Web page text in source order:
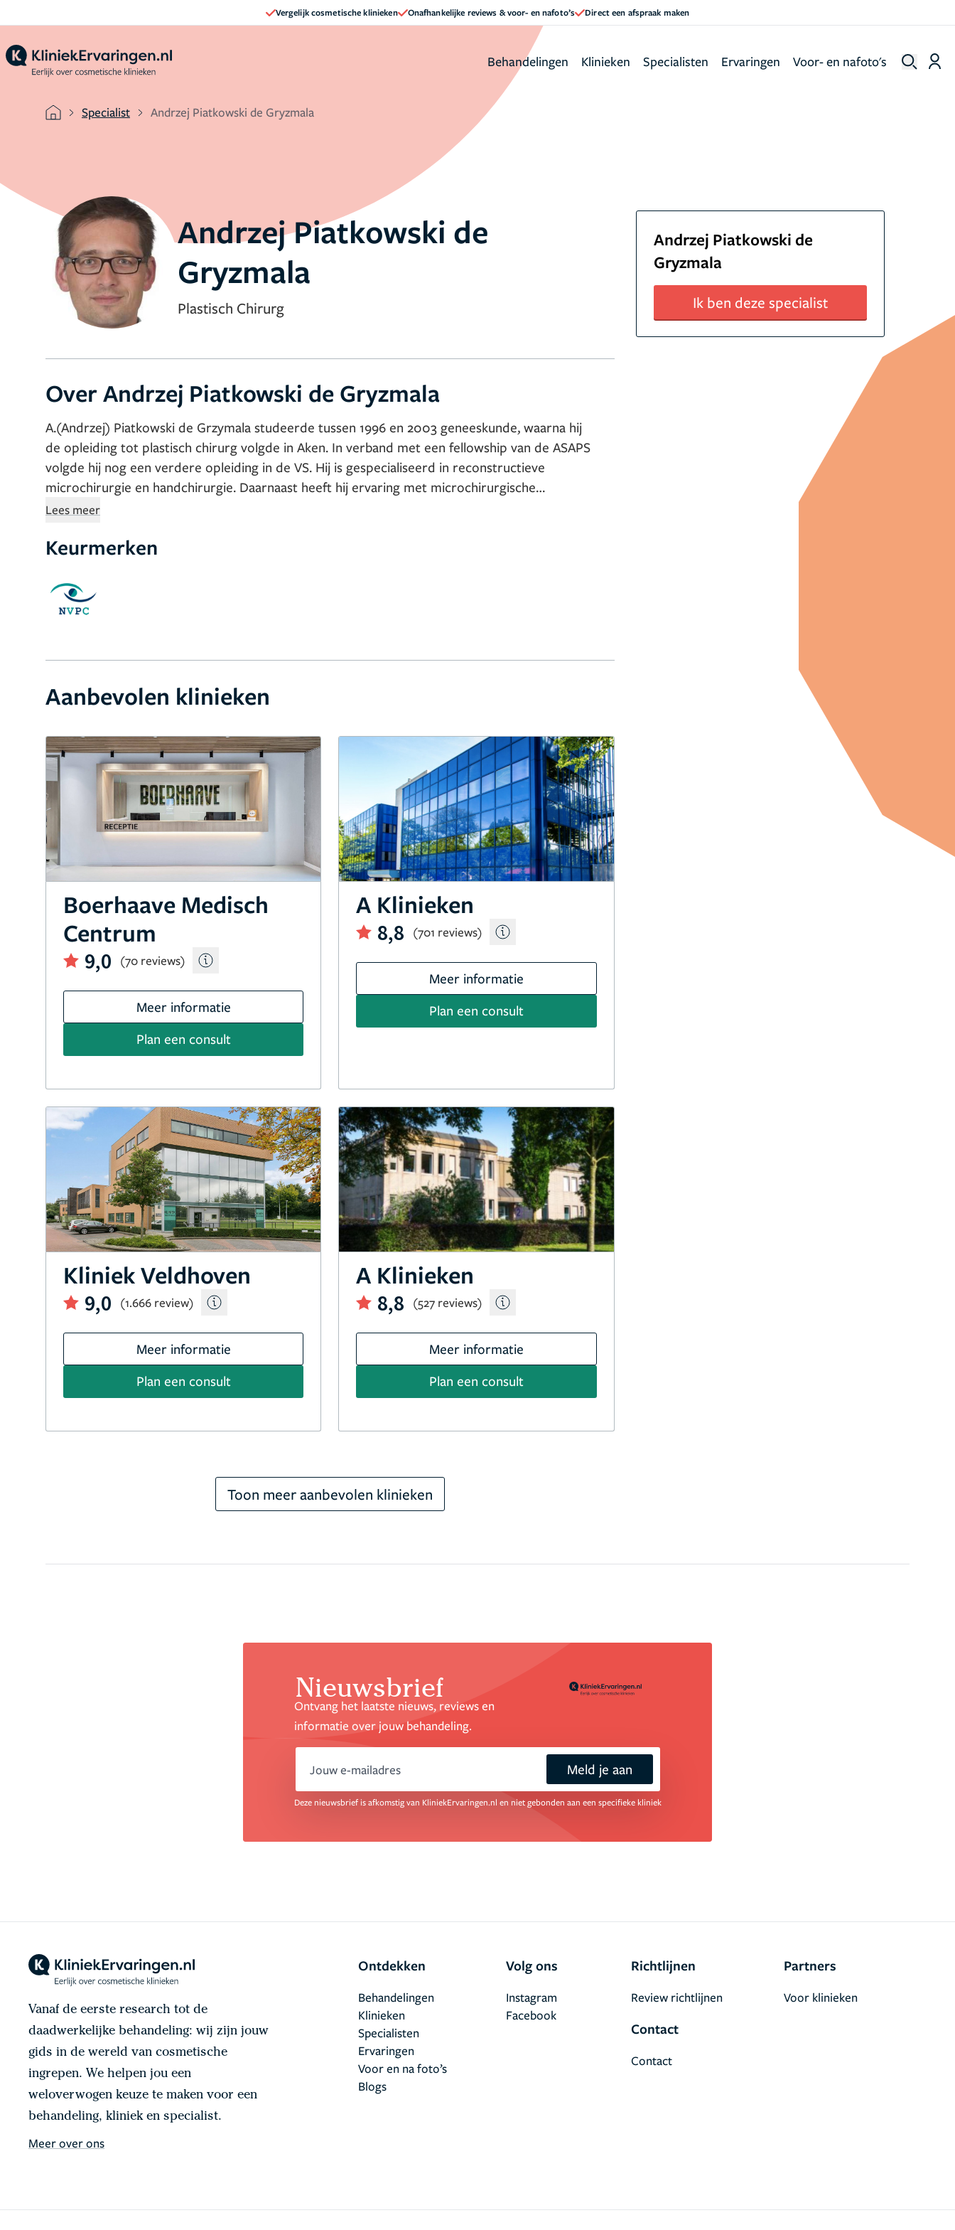
Vergelijk cosmetische klinieken Onafhankelijke reviews & voor- en nafoto’s Direct een afspraak maken
Behandelingen Klinieken Specialisten Ervaringen Voor- en nafoto's
Specialist Andrzej Piatkowski de Gryzmala
Andrzej Piatkowski de
Gryzmala
Plastisch Chirurg
Andrzej Piatkowski de
Gryzmala
Ik ben deze specialist
Over Andrzej Piatkowski de Gryzmala
A.(Andrzej) Piatkowski de Grzymala studeerde tussen 1996 en 2003 geneeskunde, waarna hij
de opleiding tot plastisch chirurg volgde in Aken. In verband met een fellowship van de ASAPS
volgde hij nog een verdere opleiding in de VS. Hij is gespecialiseerd in reconstructieve
microchirurgie en handchirurgie. Daarnaast heeft hij ervaring met microchirurgische
borstreconstructie technieken zoals de DIEP en reconstructies middels prothesen.
vereniging voor plastische chirurgie (DGPRAC).
VieCuriVitaal
Lees meer
Keurmerken
Aanbevolen klinieken
Boerhaave Medisch
Centrum
9,0 (70 reviews)
Meer informatie
Plan een consult
A Klinieken
8,8 (701 reviews)
Meer informatie
Plan een consult
Kliniek Veldhoven
9,0 (1.666 review)
Meer informatie
Plan een consult
A Klinieken
8,8 (527 reviews)
Meer informatie
Plan een consult
Toon meer aanbevolen klinieken
Nieuwsbrief
Ontvang het laatste nieuws, reviews en
informatie over jouw behandeling.
email Meld je aan
Deze nieuwsbrief is afkomstig van KliniekErvaringen.nl en niet gebonden aan een specifieke kliniek
Vanaf de eerste research tot de
daadwerkelijke behandeling: wij zijn jouw
gids in de wereld van cosmetische
ingrepen. We helpen jou een
weloverwogen keuze te maken voor een
behandeling, kliniek en specialist.
Meer over ons
Ontdekken
Behandelingen
Klinieken
Specialisten
Ervaringen
Voor en na foto’s
Blogs
Volg ons
Facebook
Instagram
Richtlijnen
Review richtlijnen
Contact
Contact
Partners
Voor klinieken